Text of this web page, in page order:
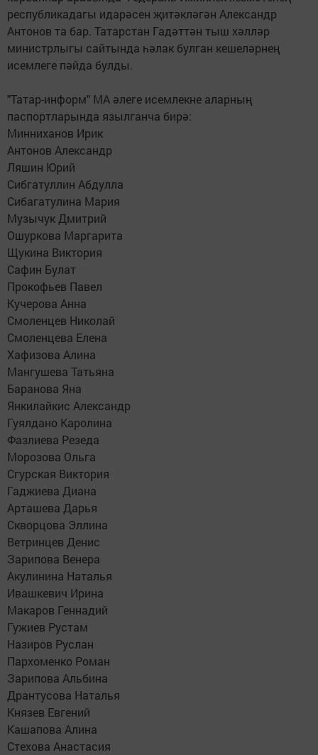
республикадагы идарәсен җитәкләгән Александр
Антонов та бар. Татарстан Гадәттән тыш хәлләр
министрлыгы сайтында һәлак булган кешеләрнең
исемлеге пәйда булды.
"Татар-информ" МА әлеге исемлекне аларның
паспортларында язылганча бирә:
Минниханов Ирик
Антонов Александр
Ляшин Юрий
Сибгатуллин Абдулла
Сибагатулина Мария
Музычук Дмитрий
Ошуркова Маргарита
Щукина Виктория
Сафин Булат
Прокофьев Павел
Кучерова Анна
Смоленцев Николай
Смоленцева Елена
Хафизова Алина
Мангушева Татьяна
Баранова Яна
Янкилайкис Александр
Гуялдано Каролина
Фазлиева Резеда
Морозова Ольга
Сгурская Виктория
Гаджиева Диана
Арташева Дарья
Скворцова Эллина
Ветринцев Денис
Зарипова Венера
Акулинина Наталья
Ивашкевич Ирина
Макаров Геннадий
Гужиев Рустам
Назиров Руслан
Пархоменко Роман
Зарипова Альбина
Дрантусова Наталья
Князев Евгений
Кашапова Алина
Стехова Анастасия